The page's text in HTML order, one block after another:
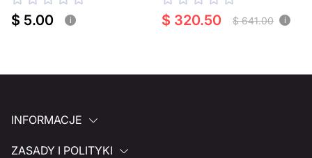
laserowego
$ 5.00 i $ 320.50 $ 641.00 i
INFORMACJE
ZASADY I POLITYKI